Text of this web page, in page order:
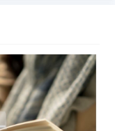
、教練、老